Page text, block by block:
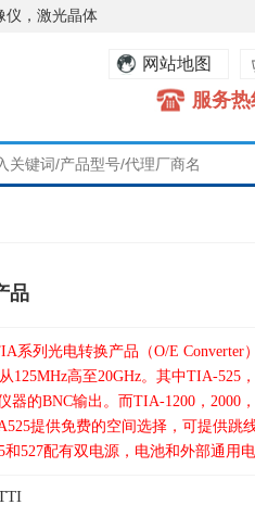
仪，激光晶体
网站地图
服务热
品
系列光电转换产品（O/E Converter
125MHz高至20GHz。其中TIA-525
器的BNC输出。而TIA-1200，2000
提供免费的空间选择，可提供跳
527配有双电源，电池和外部通用电